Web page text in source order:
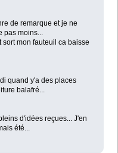
de remarque et je ne
pas moins...
sort mon fauteuil ca baisse
quand y'a des places
balafré...
d'idées reçues... J'en
été...